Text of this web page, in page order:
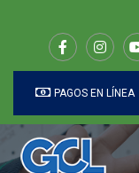
PAGOS EN LÍNEA